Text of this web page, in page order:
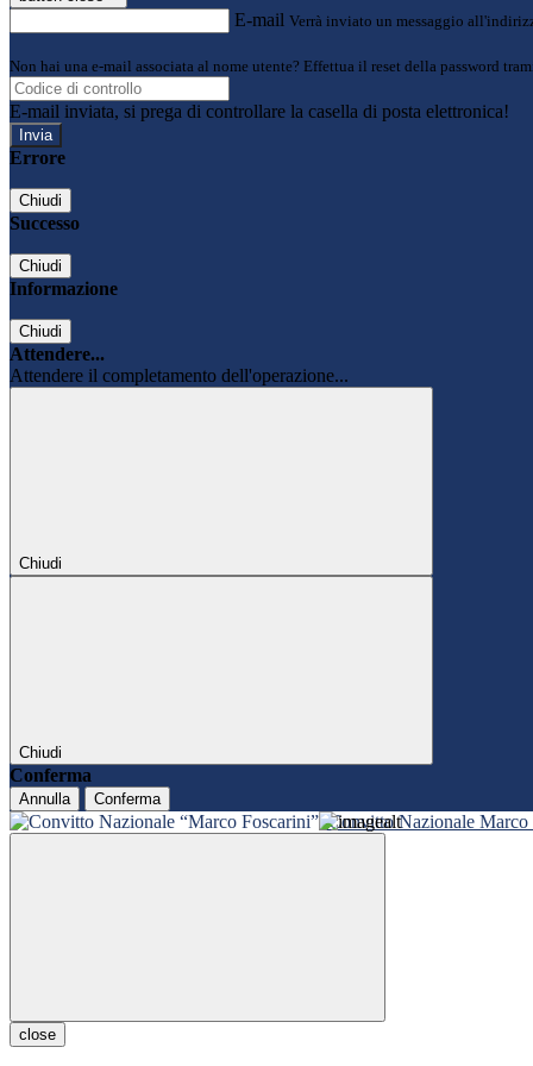
E-mail Verrà inviato un messaggio
Non hai una e-mail associata al nome utente? Effettua il reset della password
E-mail inviata, si prega di controllare la casella di posta elettronica!
Errore
Chiudi
Successo
Chiudi
Informazione
Chiudi
Attendere...
Attendere il completamento dell'operazione...
Chiudi
Chiudi
Conferma
Annulla Conferma
Convitto Nazionale Marco
close